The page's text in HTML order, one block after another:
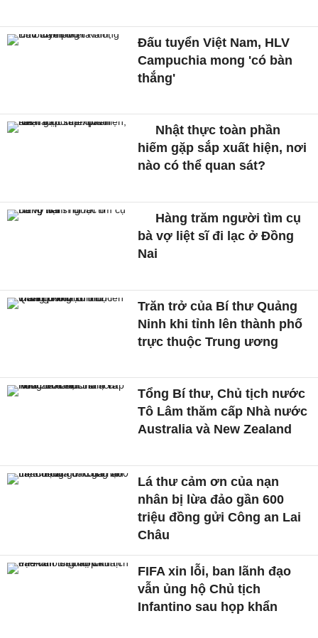
Đấu tuyển Việt Nam, HLV
Campuchia mong 'có bàn
thắng'
Nhật thực toàn phần
hiếm gặp sắp xuất hiện, nơi
nào có thể quan sát?
Hàng trăm người tìm cụ
bà vợ liệt sĩ đi lạc ở Đồng
Nai
Trăn trở của Bí thư Quảng
Ninh khi tỉnh lên thành phố
trực thuộc Trung ương
Tổng Bí thư, Chủ tịch nước
Tô Lâm thăm cấp Nhà nước
Australia và New Zealand
Lá thư cảm ơn của nạn
nhân bị lừa đảo gần 600
triệu đồng gửi Công an Lai
Châu
FIFA xin lỗi, ban lãnh đạo
vẫn ủng hộ Chủ tịch
Infantino sau họp khẩn